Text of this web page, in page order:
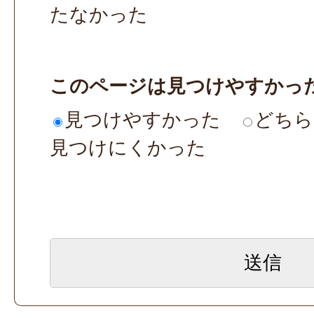
たなかった
このページは見つけやすかっ
見つけやすかった
どち
見つけにくかった